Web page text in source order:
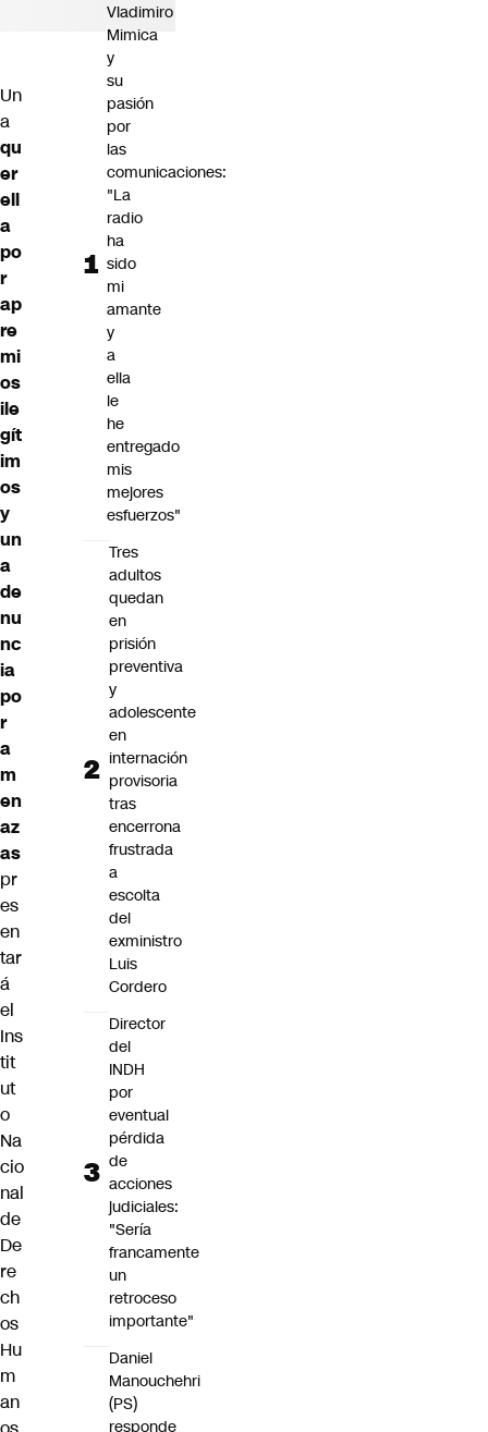
Un
a
qu
er
ell
a
po
r
ap
re
mi
os
ile
gít
im
os
y
un
a
de
nu
nc
ia
po
r
a
m
en
az
as
pr
es
en
tar
á
el
Ins
tit
ut
o
Na
cio
nal
de
De
re
ch
os
Hu
m
an
Vladimiro
Mimica
y
su
pasión
por
las
comunicaciones:
"La
radio
ha
sido
mi
amante
y
a
ella
le
he
entregado
mis
mejores
esfuerzos"
Tres
adultos
quedan
en
prisión
preventiva
y
adolescente
en
internación
provisoria
tras
encerrona
frustrada
a
escolta
del
exministro
Luis
Cordero
Director
del
INDH
por
eventual
pérdida
de
acciones
judiciales:
"Sería
francamente
un
retroceso
importante"
Daniel
Manouchehri
(PS)
responde